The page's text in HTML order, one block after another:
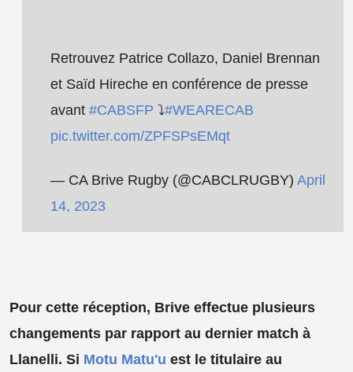
Retrouvez Patrice Collazo, Daniel Brennan
et Saïd Hireche en conférence de presse
avant #CABSFP ⤵️#WEARECAB
pic.twitter.com/ZPFSPsEMqt
— CA Brive Rugby (@CABCLRUGBY) April
14, 2023
Pour cette réception, Brive effectue plusieurs
changements par rapport au dernier match à
Llanelli. Si Motu Matu'u est le titulaire au